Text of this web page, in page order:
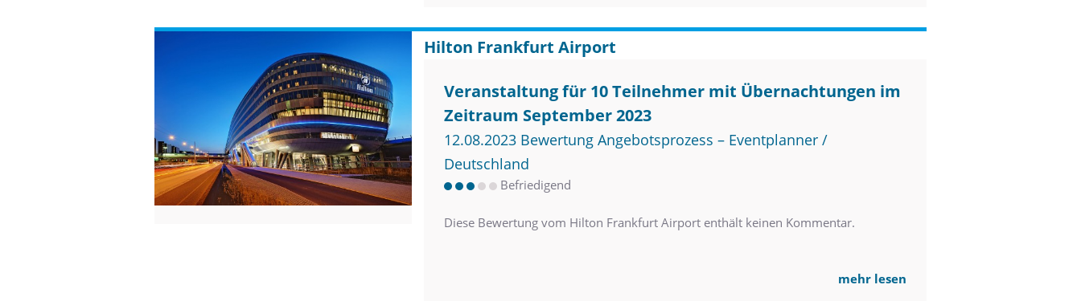
Hilton Frankfurt Airport
Veranstaltung für 10 Teilnehmer mit Übernachtungen im
Zeitraum September 2023
12.08.2023 Bewertung Angebotsprozess – Eventplanner /
Deutschland
Befriedigend
Diese Bewertung vom Hilton Frankfurt Airport enthält keinen Kommentar.
mehr lesen